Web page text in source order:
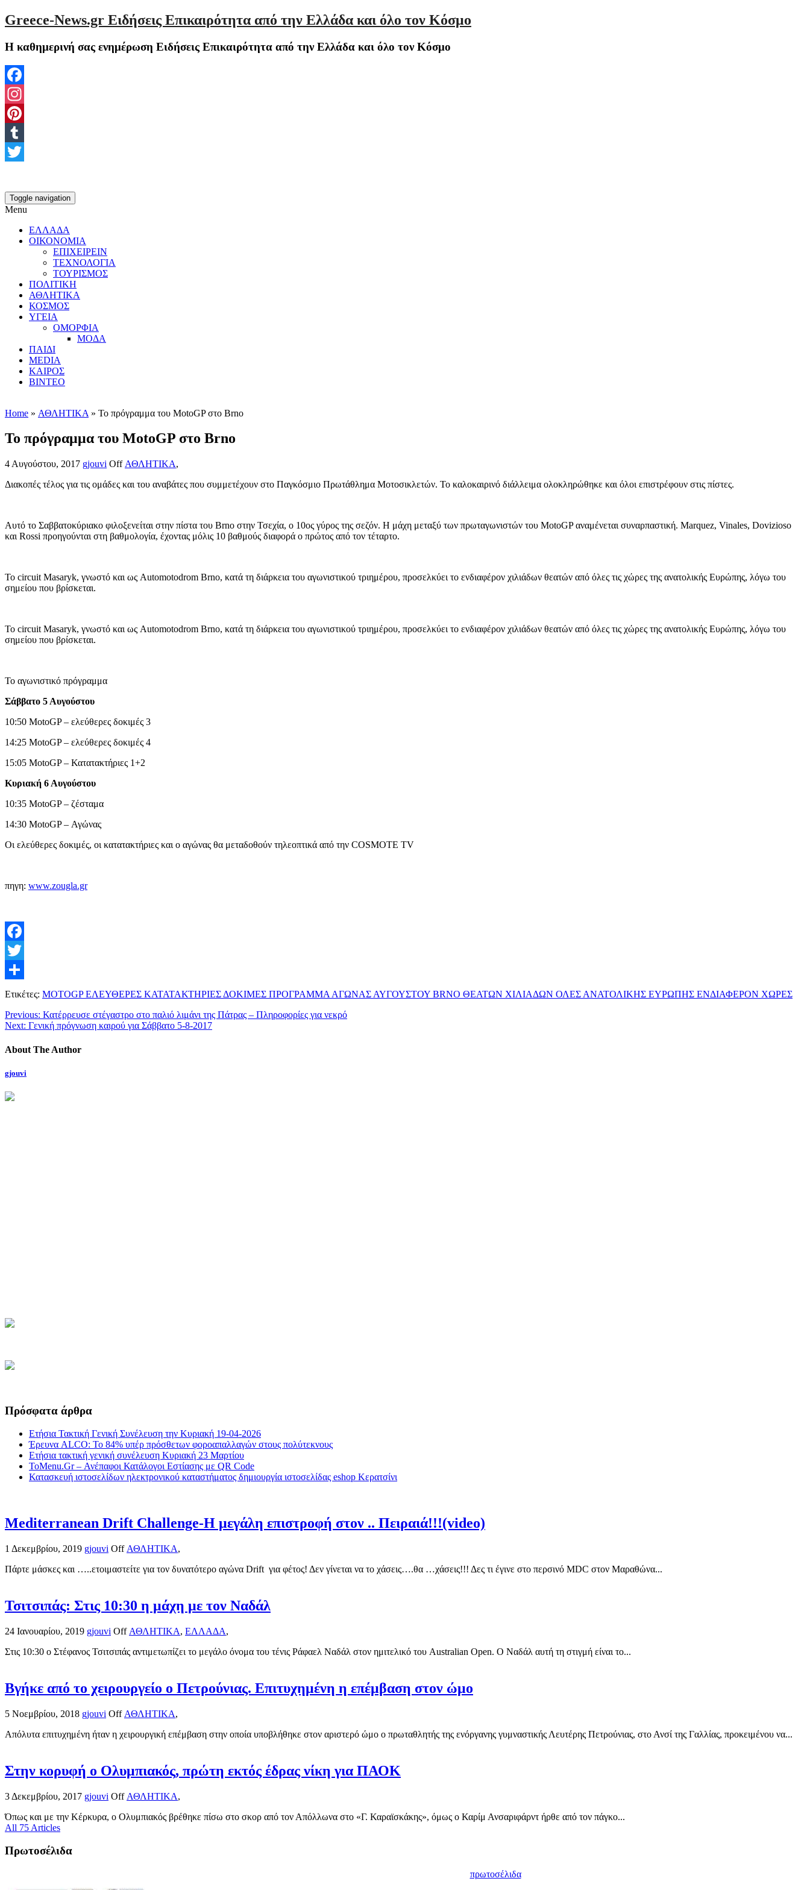
Greece-News.gr Ειδήσεις Επικαιρότητα από την Ελλάδα και όλο τον Κόσμο
Η καθημερινή σας ενημέρωση Ειδήσεις Επικαιρότητα από την Ελλάδα και όλο τον Κόσμο
Facebook
Instagram
Pinterest
Tumblr
Toggle navigation
Menu
ΕΛΛΑΔΑ
ΟΙΚΟΝΟΜΙΑ
ΕΠΙΧΕΙΡΕΙΝ
ΤΕΧΝΟΛΟΓΙΑ
ΤΟΥΡΙΣΜΟΣ
ΠΟΛΙΤΙΚΗ
ΑΘΛΗΤΙΚΑ
ΚΟΣΜΟΣ
ΥΓΕΙΑ
ΟΜΟΡΦΙΑ
ΜΟΔΑ
ΠΑΙΔΙ
MEDIA
ΚΑΙΡΟΣ
ΒΙΝΤΕΟ
Home » ΑΘΛΗΤΙΚΑ » Το πρόγραμμα του MotoGP στο Brno
Το πρόγραμμα του MotoGP στο Brno
4 Αυγούστου, 2017 gjouvi Off ΑΘΛΗΤΙΚΑ,
Διακοπές τέλος για τις ομάδες και του αναβάτες που συμμετέχουν στο Παγκόσμιο Πρωτάθλημα Μοτοσικλετών. Το καλοκαιρινό διάλλειμα ολοκληρώθηκε και όλοι επιστρέφουν στις πίστες.
Αυτό το Σαββατοκύριακο φιλοξενείται στην πίστα του Brno στην Τσεχία, o 10ος γύρος της σεζόν. Η μάχη μεταξύ των πρωταγωνιστών του MotoGP αναμένεται συναρπαστική. Marquez, Vinales, Dovizioso
και Rossi προηγούνται στη βαθμολογία, έχοντας μόλις 10 βαθμούς διαφορά ο πρώτος από τον τέταρτο.
Το circuit Masaryk, γνωστό και ως Automotodrom Brno, κατά τη διάρκεια του αγωνιστικού τριημέρου, προσελκύει το ενδιαφέρον χιλιάδων θεατών από όλες τις χώρες της ανατολικής Ευρώπης, λόγω του
σημείου που βρίσκεται.
Το circuit Masaryk, γνωστό και ως Automotodrom Brno, κατά τη διάρκεια του αγωνιστικού τριημέρου, προσελκύει το ενδιαφέρον χιλιάδων θεατών από όλες τις χώρες της ανατολικής Ευρώπης, λόγω του
σημείου που βρίσκεται.
Το αγωνιστικό πρόγραμμα
Σάββατο 5 Αυγούστου
10:50 MotoGP – ελεύθερες δοκιμές 3
14:25 MotoGP – ελεύθερες δοκιμές 4
15:05 MotoGP – Κατατακτήριες 1+2
Κυριακή 6 Αυγούστου
10:35 MotoGP – ζέσταμα
14:30 MotoGP – Αγώνας
Οι ελεύθερες δοκιμές, οι κατατακτήριες και ο αγώνας θα μεταδοθούν τηλεοπτικά από την COSMOTE TV
πηγη: www.zougla.gr
Facebook
Twitter
Μοιραστείτε
Ετικέτες: MOTOGP ΕΛΕΥΘΕΡΕΣ ΚΑΤΑΤΑΚΤΗΡΙΕΣ ΔΟΚΙΜΕΣ ΠΡΟΓΡΑΜΜΑ ΑΓΩΝΑΣ ΑΥΓΟΥΣΤΟΥ BRNO ΘΕΑΤΩΝ ΧΙΛΙΑΔΩΝ ΟΛΕΣ ΑΝΑΤΟΛΙΚΗΣ ΕΥΡΩΠΗΣ ΕΝΔΙΑΦΕΡΟΝ ΧΩΡΕΣ
Previous: Κατέρρευσε στέγαστρο στο παλιό λιμάνι της Πάτρας – Πληροφορίες για νεκρό
Next: Γενική πρόγνωση καιρού για Σάββατο 5-8-2017
About The Author
gjouvi
Πρόσφατα άρθρα
Ετήσια Τακτική Γενική Συνέλευση την Κυριακή 19-04-2026
Έρευνα ALCO: Το 84% υπέρ πρόσθετων φοροαπαλλαγών στους πολύτεκνους
Ετήσια τακτική γενική συνέλευση Κυριακή 23 Μαρτίου
ToMenu.Gr – Ανέπαφοι Κατάλογοι Εστίασης με QR Code
Κατασκευή ιστοσελίδων ηλεκτρονικού καταστήματος δημιουργία ιστοσελίδας eshop Κερατσίνι
Mediterranean Drift Challenge-Η μεγάλη επιστροφή στον .. Πειραιά!!!(video)
1 Δεκεμβρίου, 2019 gjouvi Off ΑΘΛΗΤΙΚΑ,
Πάρτε μάσκες και …..ετοιμαστείτε για τον δυνατότερο αγώνα Drift για φέτος! Δεν γίνεται να το χάσεις….θα …χάσεις!!! Δες τι έγινε στο περσινό MDC στον Μαραθώνα...
Τσιτσιπάς: Στις 10:30 η μάχη με τον Ναδάλ
24 Ιανουαρίου, 2019 gjouvi Off ΑΘΛΗΤΙΚΑ, ΕΛΛΑΔΑ,
Στις 10:30 ο Στέφανος Τσιτσιπάς αντιμετωπίζει το μεγάλο όνομα του τένις Ράφαελ Ναδάλ στον ημιτελικό του Australian Open. Ο Ναδάλ αυτή τη στιγμή είναι το...
Βγήκε από το χειρουργείο ο Πετρούνιας. Επιτυχημένη η επέμβαση στον ώμο
5 Νοεμβρίου, 2018 gjouvi Off ΑΘΛΗΤΙΚΑ,
Απόλυτα επιτυχημένη ήταν η χειρουργική επέμβαση στην οποία υποβλήθηκε στον αριστερό ώμο ο πρωταθλητής της ενόργανης γυμναστικής Λευτέρης Πετρούνιας, στο Ανσί της Γαλλίας, προκειμένου να...
Στην κορυφή ο Ολυμπιακός, πρώτη εκτός έδρας νίκη για ΠΑΟΚ
3 Δεκεμβρίου, 2017 gjouvi Off ΑΘΛΗΤΙΚΑ,
Όπως και με την Κέρκυρα, ο Ολυμπιακός βρέθηκε πίσω στο σκορ από τον Απόλλωνα στο «Γ. Καραϊσκάκης», όμως ο Καρίμ Ανσαριφάρντ ήρθε από τον πάγκο...
All 75 Articles
Πρωτοσέλιδα
πρωτοσέλιδα